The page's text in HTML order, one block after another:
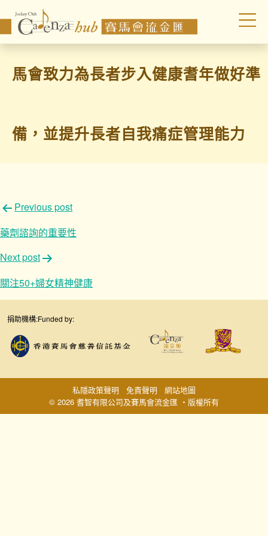
馬會致力為長者步入健康耆年做好準
備，並提升長者自我痛症管理能力
文
章
導
覽
Previous post
藥劑諮詢的重要性
Next post
關注50+婦女精神健康
捐助機構:Funded by:
© 2026 耆智有限公司及賽馬會流金匯 ‧版權所有
私隱政策聲明 免責聲明 網站地圖